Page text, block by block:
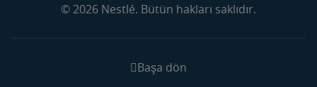
© 2026 Nestlé. Bütün hakları saklıdır.
Başa dön